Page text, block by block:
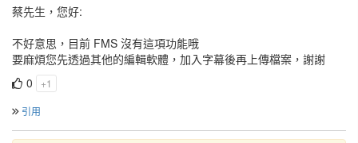
蔡先生，您好:
不好意思，目前 FMS 沒有這項功能哦
要麻煩您先透過其他的編輯軟體，加入字幕後再上傳檔案，謝謝
0
+1
引用